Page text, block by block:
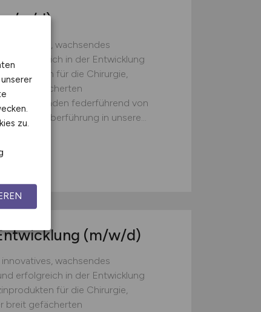
w/d)
wachsendes
erfolgreich in der Entwicklung
für die Chirurgie,
breit gefächerten
Kunden federführend von
Überführung in unsere...
(m/w/d)
wachsendes
erfolgreich in der Entwicklung
für die Chirurgie,
breit gefächerten
zu.